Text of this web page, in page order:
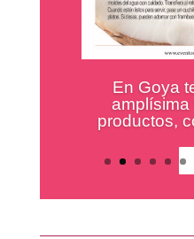
Los mejores
tus